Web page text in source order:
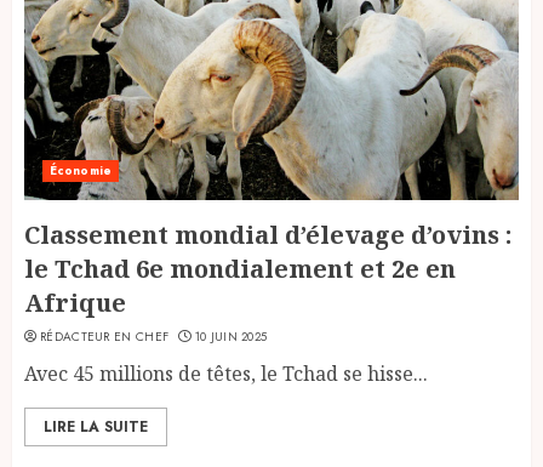
Économie
Classement mondial d’élevage d’ovins :
le Tchad 6e mondialement et 2e en
Afrique
RÉDACTEUR EN CHEF 10 JUIN 2025
Avec 45 millions de têtes, le Tchad se hisse...
LIRE LA SUITE